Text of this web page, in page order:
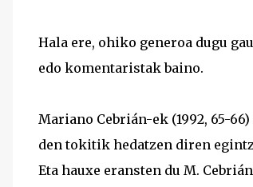
Hala ere, ohiko generoa dugu
edo komentaristak baino.
Mariano Cebrián-ek (1992, 65-
den tokitik hedatzen diren
Eta hauxe eransten du M.